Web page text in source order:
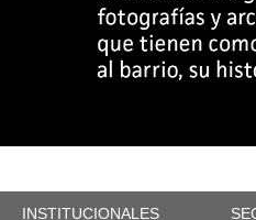
INSTITUCIONALES